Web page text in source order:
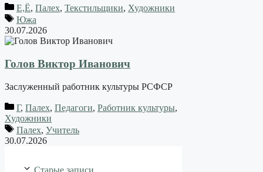
Е,Ё, Палех, Текстильщики, Художники
Южа
30.07.2026
Голов Виктор Иванович
Заслуженный работник культуры РСФСР
Г, Палех, Педагоги, Работник культуры,
Художники
Палех, Учитель
30.07.2026
Старые записи